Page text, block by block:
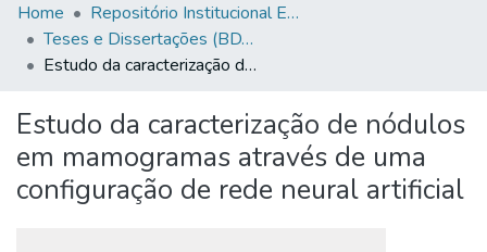
Communities & Collections
All of DSpace
Statistics
Home
Repositório Institucional EESC
Teses e Dissertações (BDTD USP)
Estudo da caracterização de nódulos em mamogramas através de uma configuração de rede neural artificial
Estudo da caracterização de nódulos
em mamogramas através de uma
configuração de rede neural artificial